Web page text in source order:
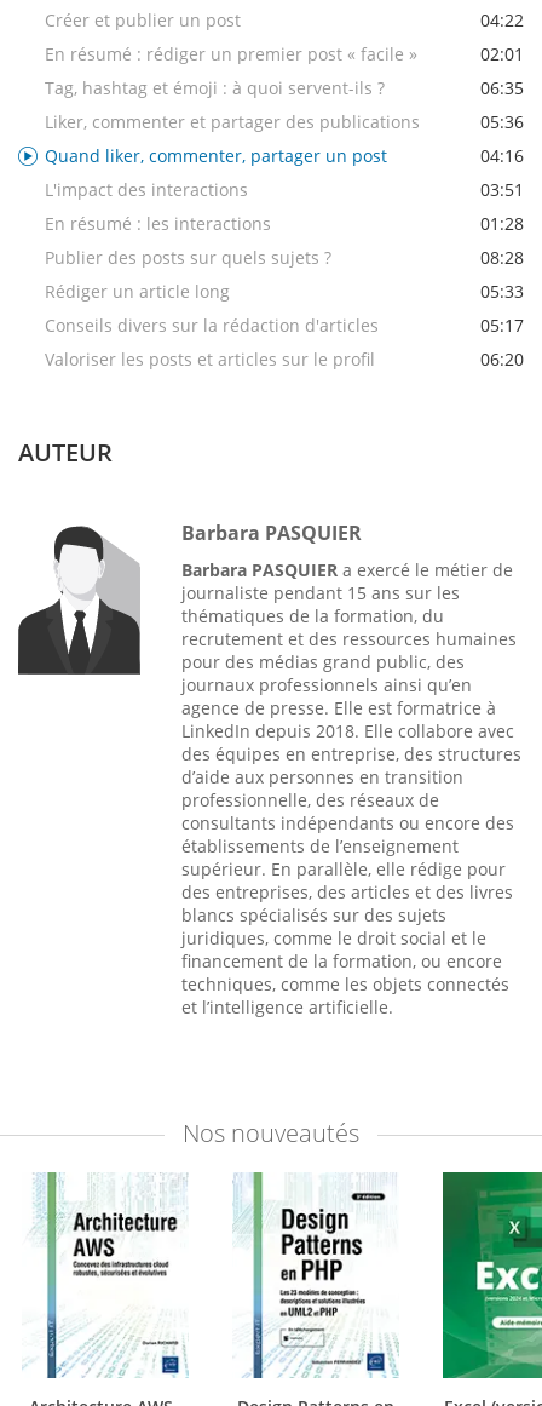
Créer et publier un post
04:22
En résumé : rédiger un premier post « facile »
02:01
Tag, hashtag et émoji : à quoi servent-ils ?
06:35
Liker, commenter et partager des publications
05:36
Quand liker, commenter, partager un post
04:16
L'impact des interactions
03:51
En résumé : les interactions
01:28
Publier des posts sur quels sujets ?
08:28
Rédiger un article long
05:33
Conseils divers sur la rédaction d'articles
05:17
Valoriser les posts et articles sur le profil
06:20
AUTEUR
Barbara PASQUIER
Barbara PASQUIER a exercé le métier de
journaliste pendant 15 ans sur les
thématiques de la formation, du
recrutement et des ressources humaines
pour des médias grand public, des
journaux professionnels ainsi qu’en
agence de presse. Elle est formatrice à
LinkedIn depuis 2018. Elle collabore avec
des équipes en entreprise, des structures
d’aide aux personnes en transition
professionnelle, des réseaux de
consultants indépendants ou encore des
établissements de l’enseignement
supérieur. En parallèle, elle rédige pour
des entreprises, des articles et des livres
blancs spécialisés sur des sujets
juridiques, comme le droit social et le
financement de la formation, ou encore
techniques, comme les objets connectés
et l’intelligence artificielle.
Nos nouveautés